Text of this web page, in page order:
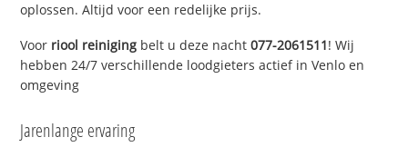
oplossen. Altijd voor een redelijke prijs.
Voor riool reiniging belt u deze nacht077-2061511! Wij
hebben 24/7 verschillende loodgieters actief in Venlo en
omgeving
Jarenlange ervaring